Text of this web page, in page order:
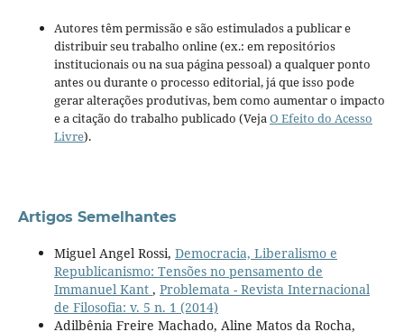
Autores têm permissão e são estimulados a publicar e
distribuir seu trabalho online (ex.: em repositórios
institucionais ou na sua página pessoal) a qualquer ponto
antes ou durante o processo editorial, já que isso pode
gerar alterações produtivas, bem como aumentar o impacto
e a citação do trabalho publicado (Veja O Efeito do Acesso
Livre).
Artigos Semelhantes
Miguel Angel Rossi, Democracia, Liberalismo e
Republicanismo: Tensões no pensamento de
Immanuel Kant , Problemata - Revista Internacional
de Filosofia: v. 5 n. 1 (2014)
Adilbênia Freire Machado, Aline Matos da Rocha,